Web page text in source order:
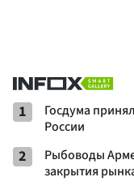
1
Госдума
России
2
Рыбоводы
закрытия